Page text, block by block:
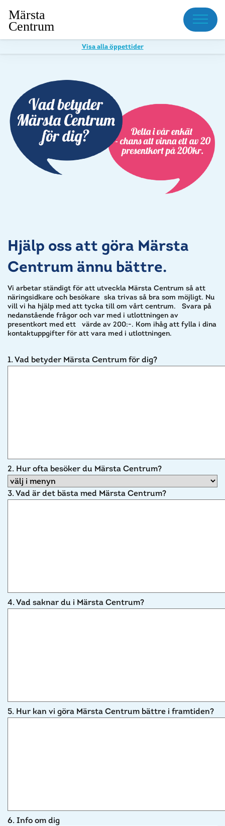
Meny
Visa alla öppettider
Hjälp oss att göra Märsta
Centrum ännu bättre.
Vi arbetar ständigt för att utveckla Märsta Centrum så att
näringsidkare och besökare ska trivas så bra som möjligt. Nu
vill vi ha hjälp med att tycka till om vårt centrum. Svara på
nedanstående frågor och var med i utlottningen av
presentkort med ett värde av 200:-. Kom ihåg att fylla i dina
kontaktuppgifter för att vara med i utlottningen.
1. Vad betyder Märsta Centrum för dig?
2. Hur ofta besöker du Märsta Centrum?
3. Vad är det bästa med Märsta Centrum?
4. Vad saknar du i Märsta Centrum?
5. Hur kan vi göra Märsta Centrum bättre i framtiden?
6. Info om dig